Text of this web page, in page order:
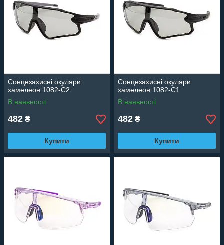
Сонцезахисні окуляри
хамелеон 1082-C2
В наявності
482 ₴
Купити
Сонцезахисні окуляри
хамелеон 1082-C1
В наявності
482 ₴
Купити